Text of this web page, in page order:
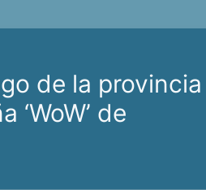
de la provincia
de